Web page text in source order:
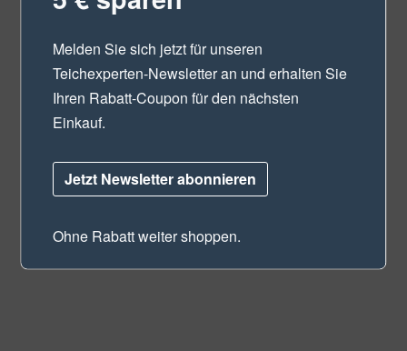
Melden Sie sich jetzt für unseren
Teichexperten-Newsletteran und erhalten Sie
Ihren Rabatt-Coupon für den nächsten
Einkauf.
Jetzt Newsletter abonnieren
Ohne Rabatt weiter shoppen.